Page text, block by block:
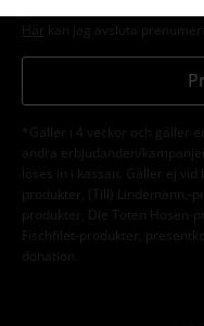
Här kan jag avsluta
*Gäller i 4 veckor och gäller
andra erbjudanden/
löses in i kassan. Gäller ej vid
produkter, (Till) Lindemann,-
produkter, Die Toten Hosen-
Fischfilet-produkter,
donation.